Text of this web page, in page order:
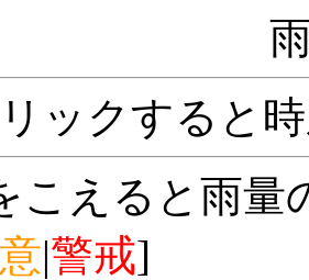
ックすると
こえると雨量
|警戒]